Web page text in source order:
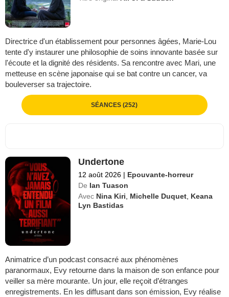
Directrice d'un établissement pour personnes âgées, Marie-Lou
tente d'y instaurer une philosophie de soins innovante basée sur
l'écoute et la dignité des résidents. Sa rencontre avec Mari, une
metteuse en scène japonaise qui se bat contre un cancer, va
bouleverser sa trajectoire.
SÉANCES (252)
Undertone
12 août 2026 | Epouvante-horreur
De Ian Tuason
Avec Nina Kiri Michelle Duquet Keana
Lyn Bastidas
Animatrice d’un podcast consacré aux phénomènes
paranormaux, Evy retourne dans la maison de son enfance pour
veiller sa mère mourante. Un jour, elle reçoit d’étranges
enregistrements. En les diffusant dans son émission, Evy réalise